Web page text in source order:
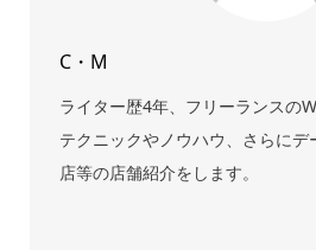
C・M
ライター歴4年、フリーランスの
テクニックやノウハウ、さらにデ
店等の店舗紹介をします。